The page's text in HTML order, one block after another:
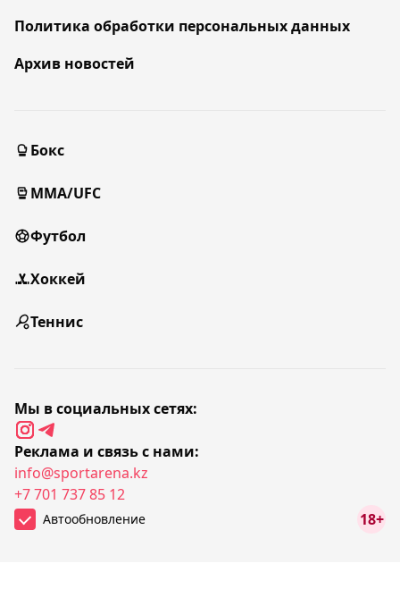
Политика обработки персональных данных
Архив новостей
Бокс
MMA/UFC
Футбол
Хоккей
Теннис
Мы в социальных сетях:
Реклама и связь с нами:
info@sportarena.kz
+7 701 737 85 12
Автообновление 18+